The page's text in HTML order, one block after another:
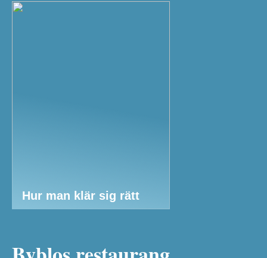
Hur man klär sig rätt